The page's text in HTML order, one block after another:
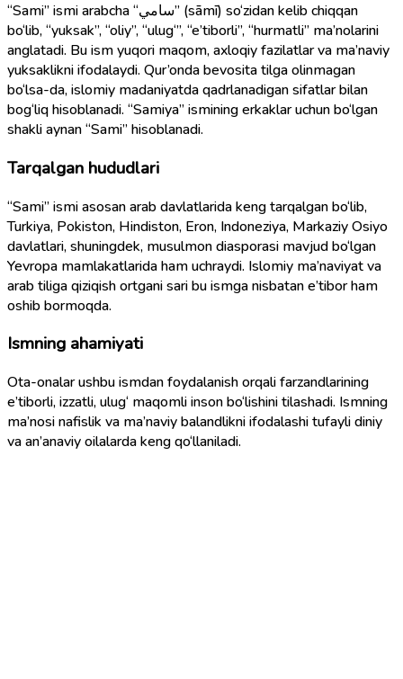
“Sami” ismi arabcha “سامي” (sāmī) so‘zidan kelib chiqqan
bo‘lib, “yuksak”, “oliy”, “ulug‘”, “e’tiborli”, “hurmatli” ma’nolarini
anglatadi. Bu ism yuqori maqom, axloqiy fazilatlar va ma’naviy
yuksaklikni ifodalaydi. Qur’onda bevosita tilga olinmagan
bo‘lsa-da, islomiy madaniyatda qadrlanadigan sifatlar bilan
bog‘liq hisoblanadi. “Samiya” ismining erkaklar uchun bo‘lgan
shakli aynan “Sami” hisoblanadi.
Tarqalgan hududlari
“Sami” ismi asosan arab davlatlarida keng tarqalgan bo‘lib,
Turkiya, Pokiston, Hindiston, Eron, Indoneziya, Markaziy Osiyo
davlatlari, shuningdek, musulmon diasporasi mavjud bo‘lgan
Yevropa mamlakatlarida ham uchraydi. Islomiy ma’naviyat va
arab tiliga qiziqish ortgani sari bu ismga nisbatan e’tibor ham
oshib bormoqda.
Ismning ahamiyati
Ota-onalar ushbu ismdan foydalanish orqali farzandlarining
e’tiborli, izzatli, ulug‘ maqomli inson bo‘lishini tilashadi. Ismning
ma’nosi nafislik va ma’naviy balandlikni ifodalashi tufayli diniy
va an’anaviy oilalarda keng qo‘llaniladi.